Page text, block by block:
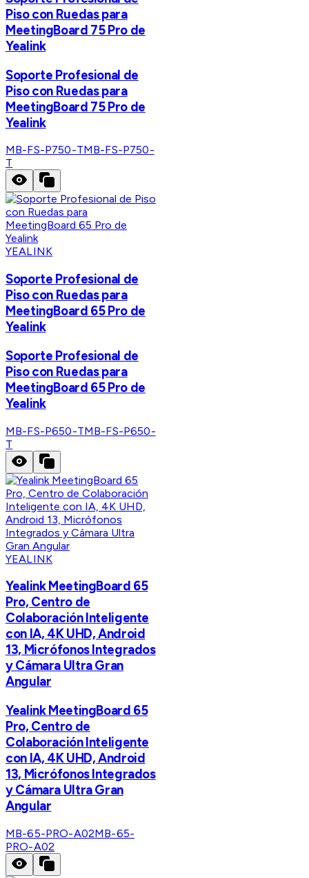
Piso con Ruedas para
MeetingBoard 75 Pro de
Yealink
Soporte Profesional de
Piso con Ruedas para
MeetingBoard 75 Pro de
Yealink
MB-FS-P750-TMB-FS-P750-
T
YEALINK
Soporte Profesional de
Piso con Ruedas para
MeetingBoard 65 Pro de
Yealink
Soporte Profesional de
Piso con Ruedas para
MeetingBoard 65 Pro de
Yealink
MB-FS-P650-TMB-FS-P650-
T
YEALINK
Yealink MeetingBoard 65
Pro, Centro de
Colaboración Inteligente
con IA, 4K UHD, Android
13, Micrófonos Integrados
y Cámara Ultra Gran
Angular
Yealink MeetingBoard 65
Pro, Centro de
Colaboración Inteligente
con IA, 4K UHD, Android
13, Micrófonos Integrados
y Cámara Ultra Gran
Angular
MB-65-PRO-A02MB-65-
PRO-A02